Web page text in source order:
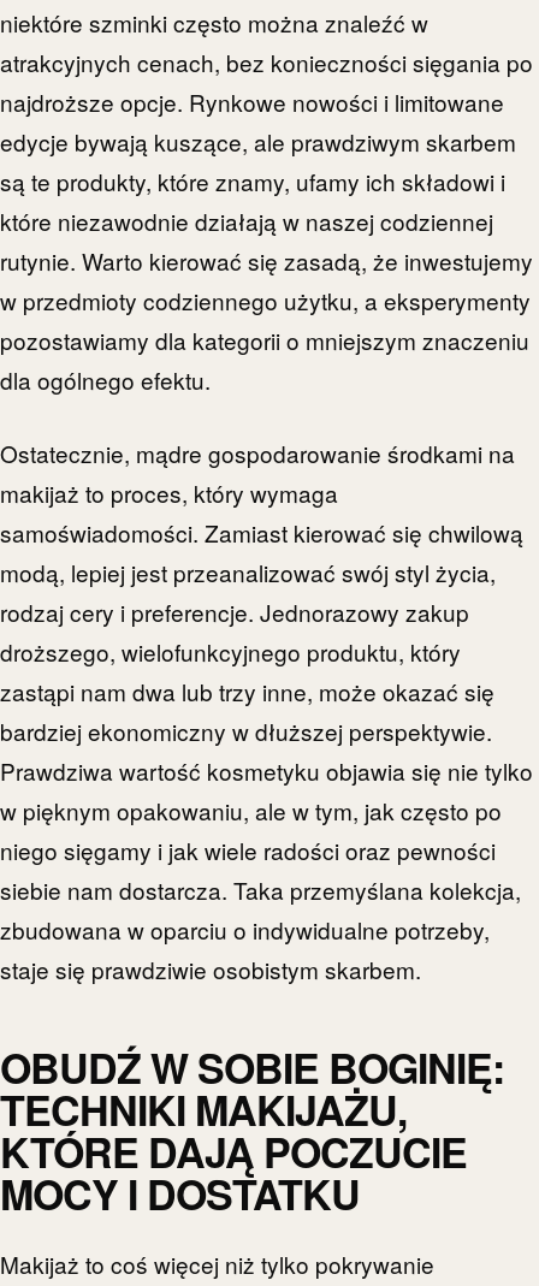
niektóre szminki często można znaleźć w
atrakcyjnych cenach, bez konieczności sięgania po
najdroższe opcje. Rynkowe nowości i limitowane
edycje bywają kuszące, ale prawdziwym skarbem
są te produkty, które znamy, ufamy ich składowi i
które niezawodnie działają w naszej codziennej
rutynie. Warto kierować się zasadą, że inwestujemy
w przedmioty codziennego użytku, a eksperymenty
pozostawiamy dla kategorii o mniejszym znaczeniu
dla ogólnego efektu.
Ostatecznie, mądre gospodarowanie środkami na
makijaż to proces, który wymaga
samoświadomości. Zamiast kierować się chwilową
modą, lepiej jest przeanalizować swój styl życia,
rodzaj cery i preferencje. Jednorazowy zakup
droższego, wielofunkcyjnego produktu, który
zastąpi nam dwa lub trzy inne, może okazać się
bardziej ekonomiczny w dłuższej perspektywie.
Prawdziwa wartość kosmetyku objawia się nie tylko
w pięknym opakowaniu, ale w tym, jak często po
niego sięgamy i jak wiele radości oraz pewności
siebie nam dostarcza. Taka przemyślana kolekcja,
zbudowana w oparciu o indywidualne potrzeby,
staje się prawdziwie osobistym skarbem.
OBUDŹ W SOBIE BOGINIĘ:
TECHNIKI MAKIJAŻU,
KTÓRE DAJĄ POCZUCIE
MOCY I DOSTATKU
Makijaż to coś więcej niż tylko pokrywanie